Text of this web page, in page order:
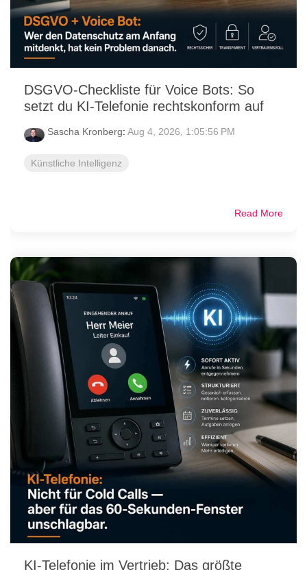
DSGVO-Checkliste für Voice Bots: So
setzt du KI-Telefonie rechtskonform auf
Sascha Kronberg: Aug 4, 2026, 1:05:56 PM
Künstliche Intelligenz
Read More
KI-Telefonie im Vertrieb: Das größte